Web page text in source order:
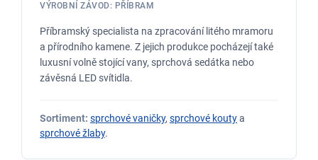
VÝROBNÍ ZÁVOD: PŘÍBRAM
Příbramský specialista na zpracování litého mramoru
a přírodního kamene. Z jejich produkce pocházejí také
luxusní volně stojící vany, sprchová sedátka nebo
závěsná LED svítidla.
Sortiment: sprchové vaničky, sprchové koutya
sprchové žlaby.